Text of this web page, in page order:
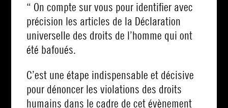
“ On compte sur vous pour identifier avec
précision les articles de la Déclaration
universelle des droits de l’homme qui ont
été bafoués.
C’est une étape indispensable et décisive
pour dénoncer les violations des droits
humains dans le cadre de cet évènement